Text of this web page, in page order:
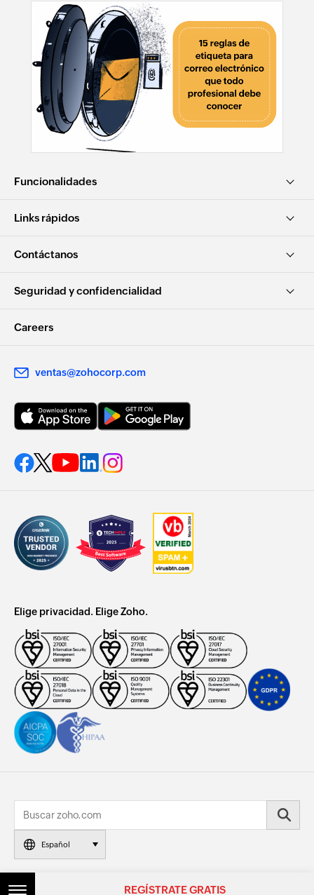
Funcionalidades
Links rápidos
Contáctanos
Seguridad y confidencialidad
Careers
ventas@zohocorp.com
Elige privacidad. Elige Zoho.
Español
© 2026, Zoho Corporation Pvt. Ltd. Todos los derechos reservados.
REGÍSTRATE GRATIS